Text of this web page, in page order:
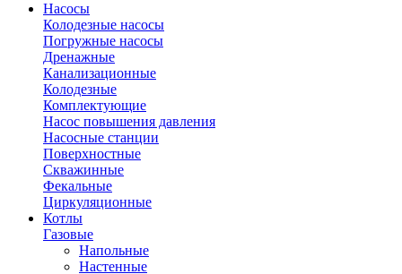
Насосы
Колодезные насосы
Погружные насосы
Дренажные
Канализационные
Колодезные
Комплектующие
Насос повышения давления
Насосные станции
Поверхностные
Скважинные
Фекальные
Циркуляционные
Котлы
Газовые
Напольные
Настенные